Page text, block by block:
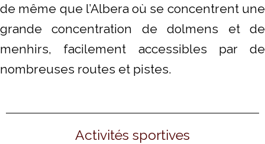
de même que l’Albera où se concentrent une
grande concentration de dolmens et de
menhirs, facilement accessibles par de
nombreuses routes et pistes.
Activités sportives